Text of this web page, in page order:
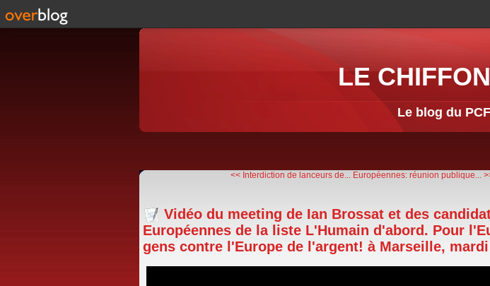
LE
Le blog du
<< Interdiction de lanceurs de... Européennes: réunion publique...
Vidéo du meeting de Ian Brossat et des
Européennes de la liste L'Humain d'abord. Pour
gens contre l'Europe de l'argent! à Marseille,